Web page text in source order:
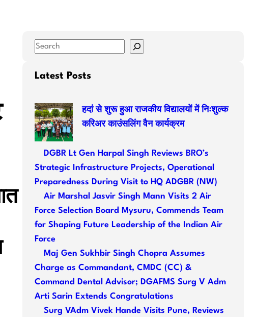
S
a
h
Latest Posts
हदां से शुरू हुआ राजकीय विद्यालयों में निःशुल्क
करिअर काउंसलिंग वैन कार्यक्रम
DGBR Lt Gen Harpal Singh Reviews BRO’s
Strategic Infrastructure Projects, Operational
Preparedness During Visit to HQ ADGBR (NW)
Air Marshal Jasvir Singh Mann Visits 2 Air
Force Selection Board Mysuru, Commends Team
for Shaping Future Leadership of the Indian Air
Force
Maj Gen Sukhbir Singh Chopra Assumes
Charge as Commandant, CMDC (CC) &
Command Dental Advisor; DGAFMS Surg V Adm
Arti Sarin Extends Congratulations
Surg VAdm Vivek Hande Visits Pune, Reviews